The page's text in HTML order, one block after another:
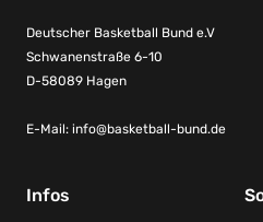
Deutscher Basketball Bund e.V
Schwanenstraße 6-10
D-58089 Hagen
E-Mail: info@basketball-bund.de
Infos